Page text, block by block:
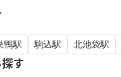
鴨駅 駒込駅 北池袋駅
す